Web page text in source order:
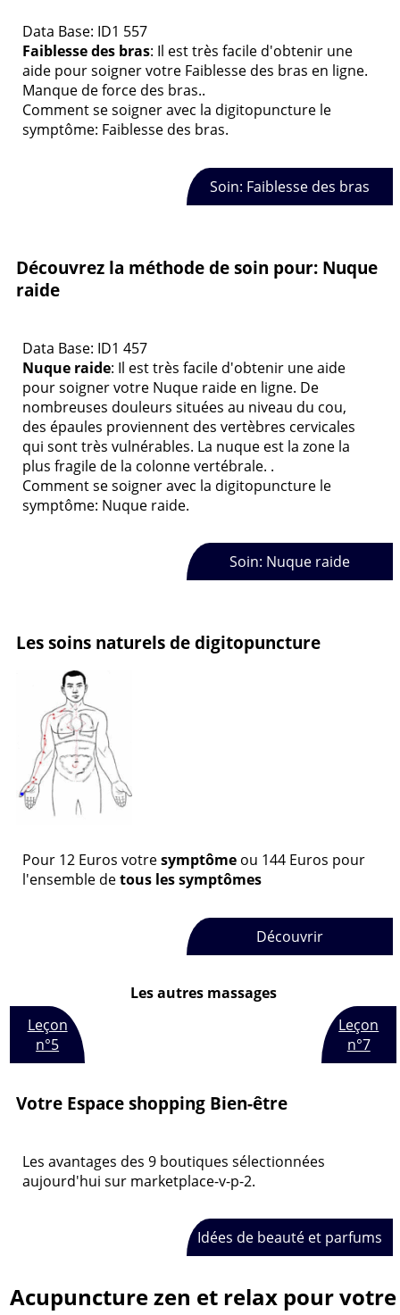
Data Base: ID1 557
Faiblesse des bras: Il est très facile d'obtenir une
aide pour soigner votre Faiblesse des bras en ligne.
Manque de force des bras..
Comment se soigner avec la digitopuncture le
symptôme: Faiblesse des bras.
Soin: Faiblesse des bras
Découvrez la méthode de soin pour: Nuque
raide
Data Base: ID1 457
Nuque raide: Il est très facile d'obtenir une aide
pour soigner votre Nuque raide en ligne. De
nombreuses douleurs situées au niveau du cou,
des épaules proviennent des vertèbres cervicales
qui sont très vulnérables. La nuque est la zone la
plus fragile de la colonne vertébrale. .
Comment se soigner avec la digitopuncture le
symptôme: Nuque raide.
Soin: Nuque raide
Les soins naturels de digitopuncture
Pour 12 Euros votresymptôme ou 144 Euros pour
l'ensemble detous les symptômes
Découvrir
Les autres massages
Leçon
n°5
Leçon
n°7
Votre Espace shopping Bien-être
Les avantages des 9 boutiques sélectionnées
aujourd'hui sur marketplace-v-p-2.
Idées de beauté et parfums
Acupuncture zen et relax pour votre